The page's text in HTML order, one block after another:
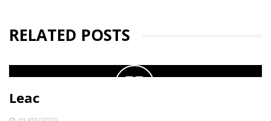
RELATED POSTS
Leac